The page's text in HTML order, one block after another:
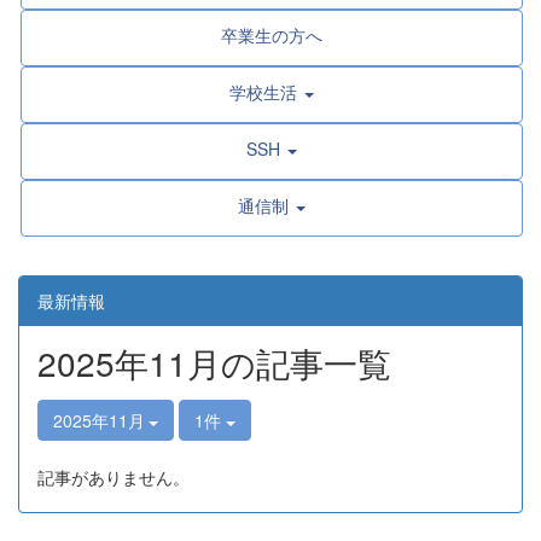
卒業生の方へ
学校生活
SSH
通信制
最新情報
2025年11月の記事一覧
2025年11月 1件
記事がありません。